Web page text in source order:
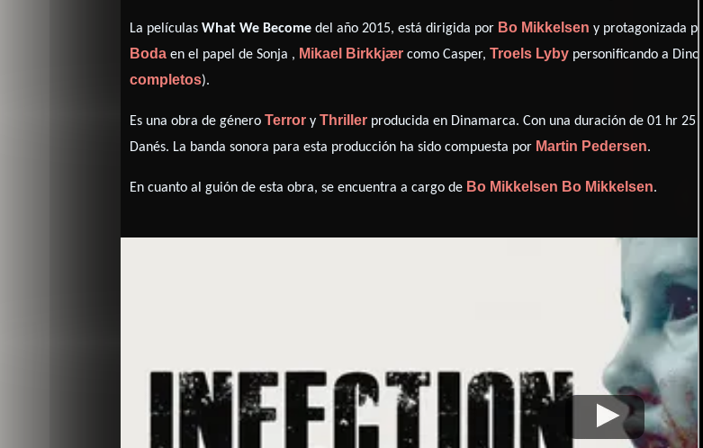
La películasWhat We Become del año 2015, está dirigida por Bo Mikkelsen y protagonizada
Boda en el papel de Sonja , Mikael Birkkjær como Casper, Troels Lyby personificando a Dino
completos).
Es una obra de género Terror y Thriller producida en Dinamarca. Con una duración de 01 hr
Danés. La banda sonora para esta producción ha sido compuesta por Martin Pedersen.
En cuanto al guión de esta obra, se encuentra a cargo de Bo Mikkelsen Bo Mikkelsen.